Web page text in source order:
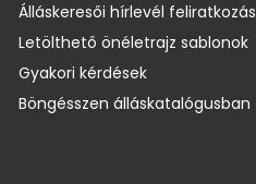
Álláskeresői hírlevél feliratkozás
Letölthető önéletrajz sablonok
Gyakori kérdések
Böngésszen álláskatalógusban